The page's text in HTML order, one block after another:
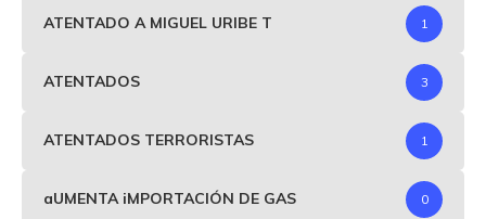
ATENTADO A MIGUEL URIBE T 1
ATENTADOS 3
ATENTADOS TERRORISTAS 1
aUMENTA iMPORTACIÓN DE GAS 0